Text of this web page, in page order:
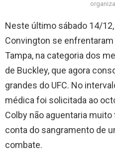
Neste último sábado 14/
Convington se
Tampa, na categoria dos
de Buckley, que agora
grandes do UFC. No
médica foi solicitada ao
Colby não aguentaria
conta do sangramento de
combate.